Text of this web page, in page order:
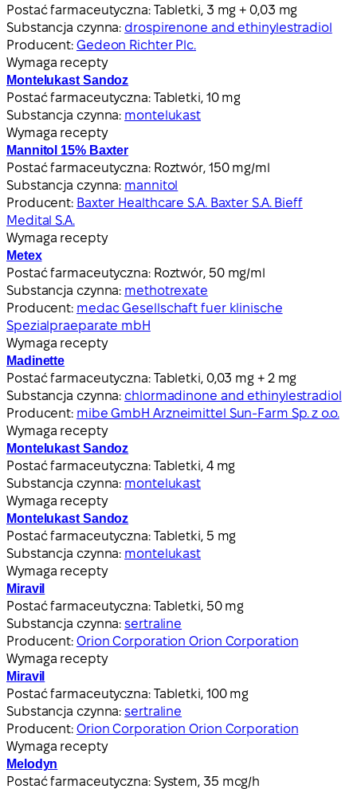
Postać farmaceutyczna: Tabletki, 3 mg + 0,03 mg
Substancja czynna: drospirenone and ethinylestradiol
Producent: Gedeon Richter Plc.
Wymaga recepty
Montelukast Sandoz
Postać farmaceutyczna: Tabletki, 10 mg
Substancja czynna: montelukast
Wymaga recepty
Mannitol 15% Baxter
Postać farmaceutyczna: Roztwór, 150 mg/ml
Substancja czynna: mannitol
Producent: Baxter Healthcare S.A. Baxter S.A. Bieff
Medital S.A.
Wymaga recepty
Metex
Postać farmaceutyczna: Roztwór, 50 mg/ml
Substancja czynna: methotrexate
Producent: medac Gesellschaft fuer klinische
Spezialpraeparate mbH
Wymaga recepty
Madinette
Postać farmaceutyczna: Tabletki, 0,03 mg + 2 mg
Substancja czynna: chlormadinone and ethinylestradiol
Producent: mibe GmbH Arzneimittel Sun-Farm Sp. z o.o.
Wymaga recepty
Montelukast Sandoz
Postać farmaceutyczna: Tabletki, 4 mg
Substancja czynna: montelukast
Wymaga recepty
Montelukast Sandoz
Postać farmaceutyczna: Tabletki, 5 mg
Substancja czynna: montelukast
Wymaga recepty
Miravil
Postać farmaceutyczna: Tabletki, 50 mg
Substancja czynna:sertraline
Producent: Orion Corporation Orion Corporation
Wymaga recepty
Miravil
Postać farmaceutyczna: Tabletki, 100 mg
Substancja czynna:sertraline
Producent: Orion Corporation Orion Corporation
Wymaga recepty
Melodyn
Postać farmaceutyczna: System, 35 mcg/h